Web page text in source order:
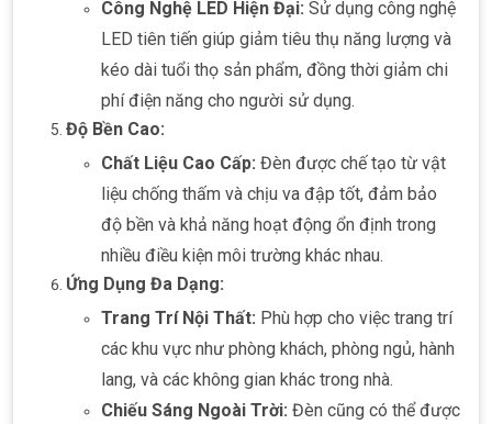
Công Nghệ LED Hiện Đại: Sử dụng công nghệ
LED tiên tiến giúp giảm tiêu thụ năng lượng và
kéo dài tuổi thọ sản phẩm, đồng thời giảm chi
phí điện năng cho người sử dụng.
Độ Bền Cao:
Chất Liệu Cao Cấp: Đèn được chế tạo từ vật
liệu chống thấm và chịu va đập tốt, đảm bảo
độ bền và khả năng hoạt động ổn định trong
nhiều điều kiện môi trường khác nhau.
Ứng Dụng Đa Dạng:
Trang Trí Nội Thất: Phù hợp cho việc trang trí
các khu vực như phòng khách, phòng ngủ, hành
lang, và các không gian khác trong nhà.
Chiếu Sáng Ngoài Trời: Đèn cũng có thể được